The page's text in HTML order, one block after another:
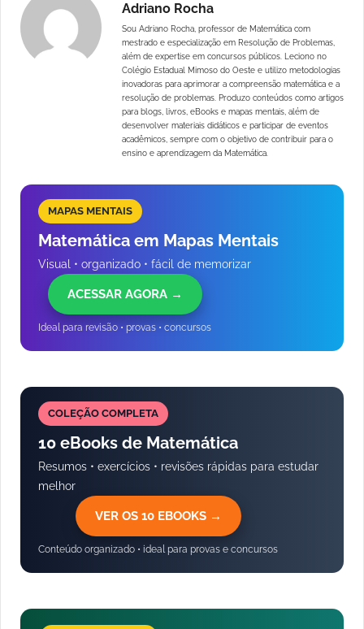
Adriano Rocha
Sou Adriano Rocha, professor de Matemática com
mestrado e especialização em Resolução de Problemas,
além de expertise em concursos públicos. Leciono no
Colégio Estadual Mimoso do Oeste e utilizo metodologias
inovadoras para aprimorar a compreensão matemática e a
resolução de problemas. Produzo conteúdos como artigos
para blogs, livros, eBooks e mapas mentais, além de
desenvolver materiais didáticos e participar de eventos
acadêmicos, sempre com o objetivo de contribuir para o
ensino e aprendizagem da Matemática.
MAPAS MENTAIS
Matemática em Mapas Mentais
Visual • organizado • fácil de memorizar
ACESSAR AGORA →
Ideal para revisão • provas • concursos
COLEÇÃO COMPLETA
10 eBooks de Matemática
Resumos • exercícios • revisões rápidas para estudar
melhor
VER OS 10 EBOOKS →
Conteúdo organizado • ideal para provas e concursos